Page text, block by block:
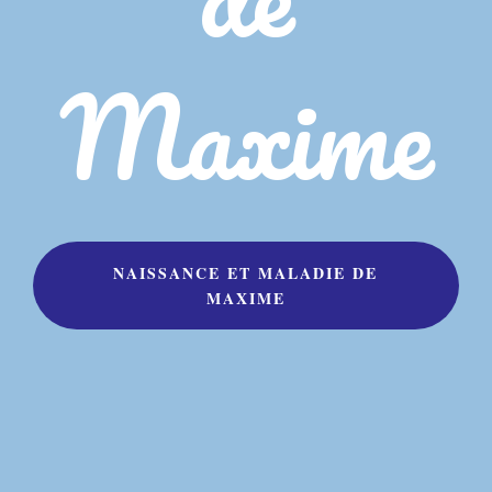
Maxime
NAISSANCE ET MALADIE DE
MAXIME